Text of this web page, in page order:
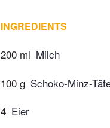
INGREDIENTS
200 ml Milch
100 g Schoko-Minz-
4 Eier